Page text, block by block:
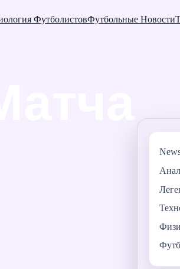
ФутболистовФутбольные Новости